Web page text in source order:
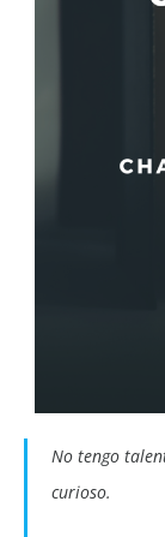
No tengo
curioso.